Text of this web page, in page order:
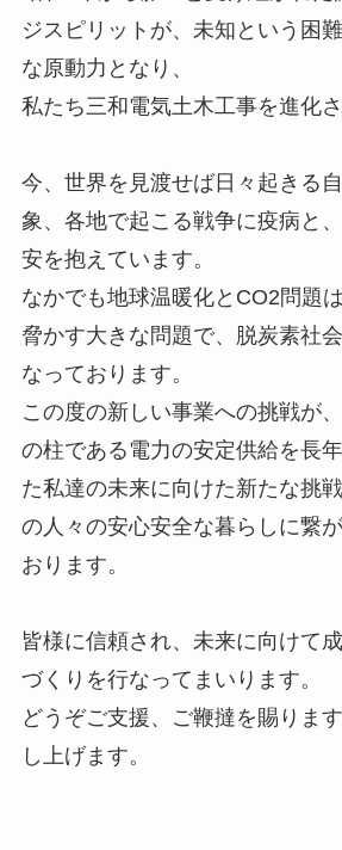
ジスピリットが、未知という困
な原動力となり、
私たち三和電気土木工事を進化さ
今、世界を見渡せば日々起きる
象、各地で起こる戦争に疫病と
安を抱えています。
なかでも地球温暖化とCO2問題
脅かす大きな問題で、脱炭素社
なっております。
この度の新しい事業への挑戦が
の柱である電力の安定供給を長
た私達の未来に向けた新たな挑
の人々の安心安全な暮らしに繋
おります。
皆様に信頼され、未来に向けて
づくりを行なってまいります。
どうぞご支援、ご鞭撻を賜りま
し上げます。